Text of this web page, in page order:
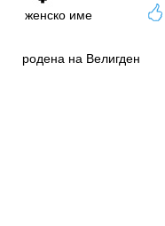
женско име
родена на Велигден